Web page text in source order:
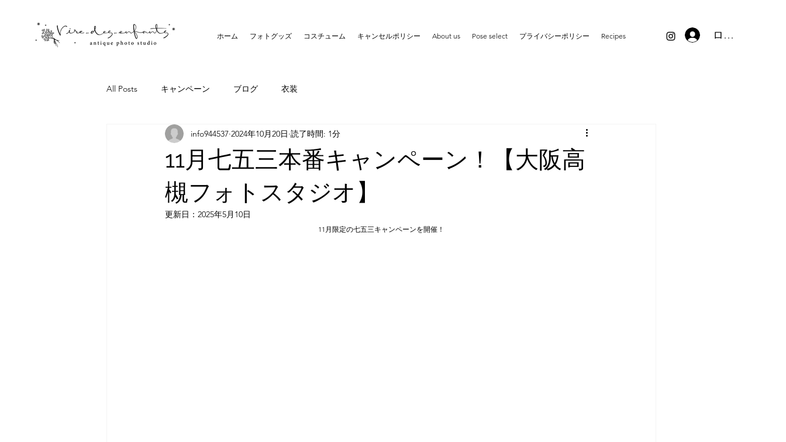
ログイン
ホーム フォトグッズ コスチューム キャンセルポリシー About us Pose select プライバシーポリシー Recipes
All Posts キャンペーン ブログ 衣装
11月七五三本番キャンペーン！【大阪高
槻フォトスタジオ】
info944537 2024年10月20日 読了時間: 1分
更新日： 2025年5月10日
11月限定の七五三キャンペーンを開催！